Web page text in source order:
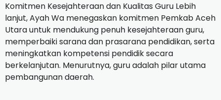
Komitmen Kesejahteraan dan Kualitas Guru Lebih
lanjut, Ayah Wa menegaskan komitmen Pemkab Aceh
Utara untuk mendukung penuh kesejahteraan guru,
memperbaiki sarana dan prasarana pendidikan, serta
meningkatkan kompetensi pendidik secara
berkelanjutan. Menurutnya, guru adalah pilar utama
pembangunan daerah.